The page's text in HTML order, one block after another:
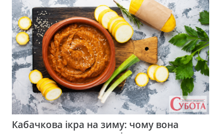
Кабачкова ікра на зиму: чому вона